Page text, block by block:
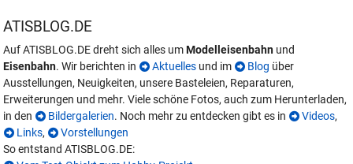
ATISBLOG.DE
Auf ATISBLOG.DE dreht sich alles umModelleisenbahn und
Eisenbahn. Wir berichten in Aktuelles und im Blog über
Ausstellungen, Neuigkeiten, unsere Basteleien, Reparaturen,
Erweiterungen und mehr. Viele schöne Fotos, auch zum Herunterladen,
in den
Bildergalerien. Noch mehr zu entdecken gibt es in Videos,
Links,
Vorstellungen
So entstand ATISBLOG.DE: